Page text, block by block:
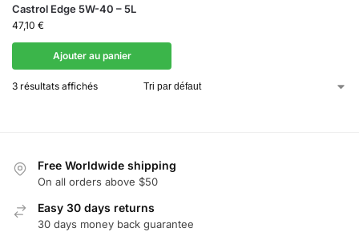
Castrol Edge 5W-40 – 5L
47,10 €
Ajouter au panier
3 résultats affichés
Free Worldwide shipping
On all orders above $50
Easy 30 days returns
30 days money back guarantee